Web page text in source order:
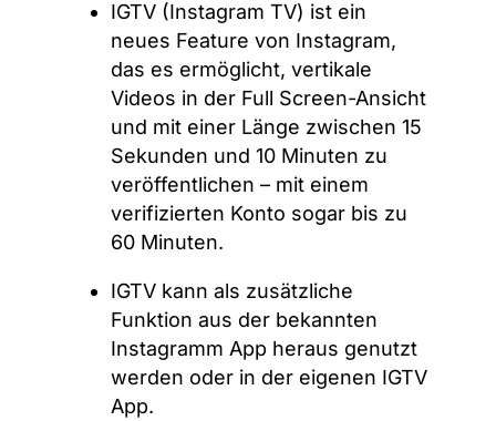
IGTV (Instagram TV) ist ein
neues Feature von Instagram,
das es ermöglicht, vertikale
Videos in der Full Screen-Ansicht
und mit einer Länge zwischen 15
Sekunden und 10 Minuten zu
veröffentlichen – mit einem
verifizierten Konto sogar bis zu
60 Minuten.
IGTV kann als zusätzliche
Funktion aus der bekannten
Instagramm App heraus genutzt
werden oder in der eigenen IGTV
App.